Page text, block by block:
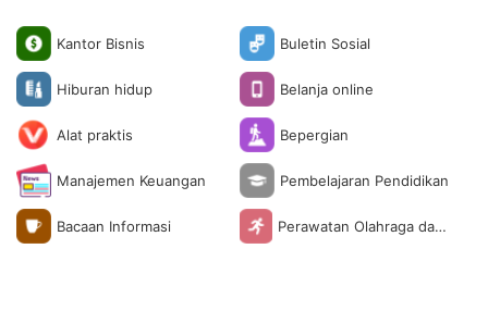
Kantor Bisnis Buletin Sosial
Hiburan hidup Belanja online
Alat praktis Bepergian
Manajemen Keuangan Pembelajaran Pendidikan
Bacaan Informasi
Perawatan Olahraga dan